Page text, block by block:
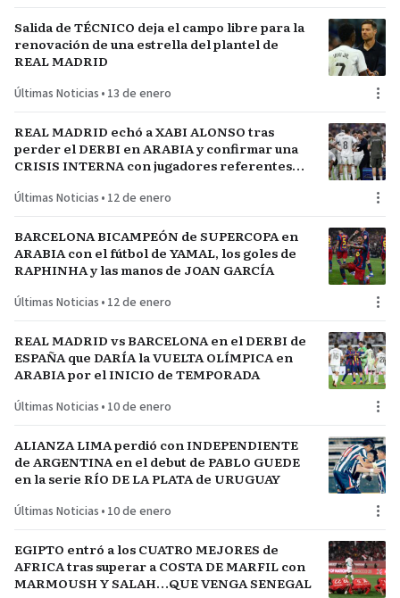
Salida de TÉCNICO deja el campo libre para la
renovación de una estrella del plantel de
REAL MADRID
Últimas Noticias • 13 de enero
REAL MADRID echó a XABI ALONSO tras
perder el DERBI en ARABIA y confirmar una
CRISIS INTERNA con jugadores referentes
Últimas Noticias • 12 de enero
BARCELONA BICAMPEÓN de SUPERCOPA en
ARABIA con el fútbol de YAMAL, los goles de
RAPHINHA y las manos de JOAN GARCÍA
Últimas Noticias • 12 de enero
REAL MADRID vs BARCELONA en el DERBI de
ESPAÑA que DARÍA la VUELTA OLÍMPICA en
ARABIA por el INICIO de TEMPORADA
Últimas Noticias • 10 de enero
ALIANZA LIMA perdió con INDEPENDIENTE
de ARGENTINA en el debut de PABLO GUEDE
en la serie RÍO DE LA PLATA de URUGUAY
Últimas Noticias • 10 de enero
EGIPTO entró a los CUATRO MEJORES de
AFRICA tras superar a COSTA DE MARFIL con
MARMOUSH Y SALAH…QUE VENGA SENEGAL